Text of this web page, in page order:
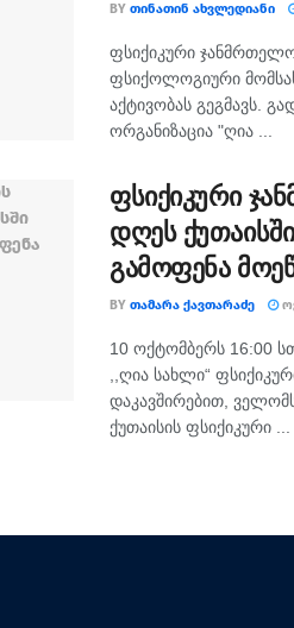
BY ᲗᲘᲜᲐᲗᲘᲜ ᲐᲮᲕᲚᲔᲓᲘᲐᲜᲘ
ფსიქიკური
ფსიქოლოგიური
აქტივობას გეგმავს.
ორგანიზაცია "ღია ...
ფსიქიკური
დღეს
გამოფენა
BY ᲗᲐᲛᲐᲠᲐ ᲥᲐᲕᲗᲐᲠᲐᲫᲔ
10 ოქტომბერს 16:00
,,ღია სახლი“
დაკავშირებით,
ქუთაისის ფსიქიკური ...